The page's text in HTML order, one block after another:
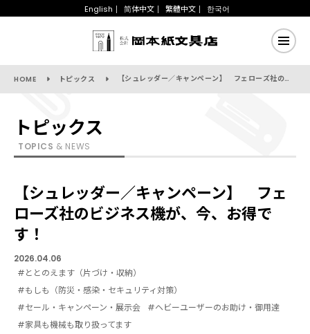
English 简体中文 繁體中文 한국어
HOME トピックス 【シュレッダー／キャンペーン】 フェローズ社のビジネス機が、今、お得です！
トピックス
TOPICS & NEWS
【シュレッダー／キャンペーン】 フェ
ローズ社のビジネス機が、今、お得で
す！
2026.04.06
#ととのえます（片づけ・収納）
#もしも（防災・感染・セキュリティ対策）
#セール・キャンペーン・展示会
#ヘビーユーザーのお助け・御用達
#家具も機械も取り扱ってます